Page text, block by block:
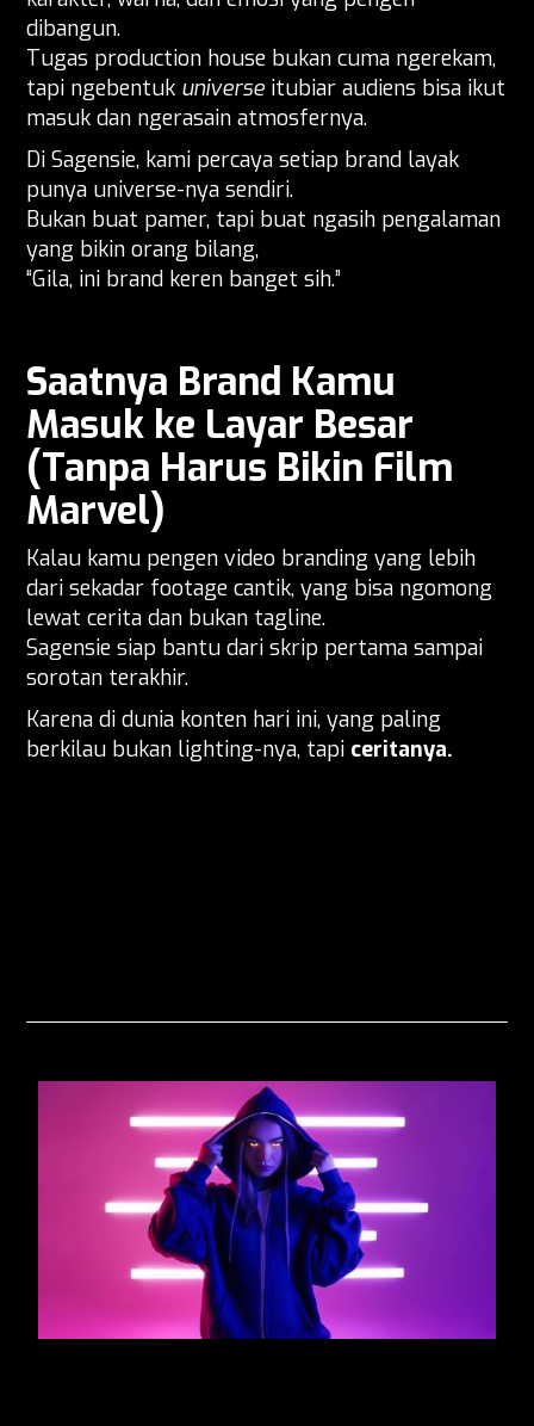
dibangun.
Tugas production house bukan cuma ngerekam,
tapi ngebentuk universe itubiar audiens bisa ikut
masuk dan ngerasain atmosfernya.
Di Sagensie, kami percaya setiap brand layak
punya universe-nya sendiri.
Bukan buat pamer, tapi buat ngasih pengalaman
yang bikin orang bilang,
“Gila, ini brand keren banget sih.”
Saatnya Brand Kamu
Masuk ke Layar Besar
(Tanpa Harus Bikin Film
Marvel)
Kalau kamu pengen video branding yang lebih
dari sekadar footage cantik, yang bisa ngomong
lewat cerita dan bukan tagline.
Sagensie siap bantu dari skrip pertama sampai
sorotan terakhir.
Karena di dunia konten hari ini, yang paling
berkilau bukan lighting-nya, tapi ceritanya.